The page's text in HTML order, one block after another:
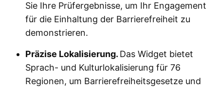
Sie Ihre Prüfergebnisse, um Ihr Engagement
für die Einhaltung der Barrierefreiheit zu
demonstrieren.
Präzise Lokalisierung. Das Widget bietet
Sprach- und Kulturlokalisierung für 76
Regionen, um Barrierefreiheitsgesetze und